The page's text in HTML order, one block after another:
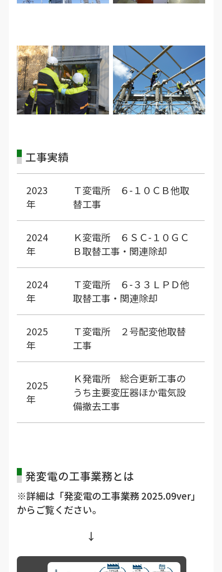
工事実績
2023
年
Ｔ変電所 ６-１０ＣＢ他取
替工事
2024
年
Ｋ変電所 ６ＳＣ-１０ＧＣ
Ｂ取替工事・関連除却
2024
年
Ｔ変電所 ６-３３ＬＰＤ他
取替工事・関連除却
2025
年
Ｔ変電所 ２号配変他取替
工事
2025
年
Ｋ発電所 総合更新工事の
うち主要変圧器ほか電気設
備撤去工事
発変電の工事業務とは
※詳細は「発変電の工事業務 2025.09ver」
からご覧ください。
↓